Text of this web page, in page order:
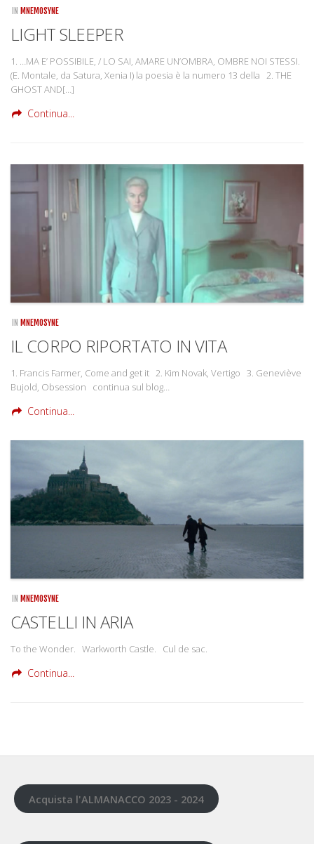
IN MNEMOSYNE
LIGHT SLEEPER
1. …MA E’ POSSIBILE, / LO SAI, AMARE UN’OMBRA, OMBRE NOI STESSI.
(E. Montale, da Satura, Xenia I) la poesia è la numero 13 della 2. THE
GHOST AND[…]
Continua...
IN MNEMOSYNE
IL CORPO RIPORTATO IN VITA
1. Francis Farmer, Come and get it 2. Kim Novak, Vertigo 3. Geneviève
Bujold, Obsession continua sul blog…
Continua...
IN MNEMOSYNE
CASTELLI IN ARIA
To the Wonder. Warkworth Castle. Cul de sac.
Continua...
Acquista l'ALMANACCO 2023 - 2024